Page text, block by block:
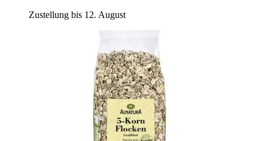
Zustellung bis 12. August